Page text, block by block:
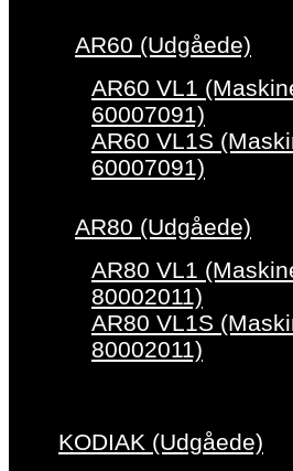
AR60 (Udgåede)
AR60 VL1
60007091)
AR60 VL1S
60007091)
AR80 (Udgåede)
AR80 VL1
80002011)
AR80 VL1S
80002011)
KODIAK (Udgåede)